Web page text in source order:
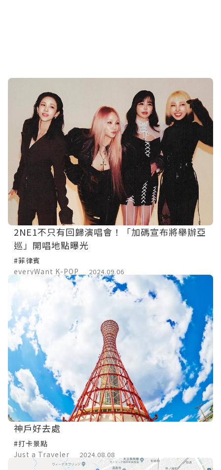
2NE1不只有回歸演唱會！「加碼宣布將舉辦亞
巡」開唱地點曝光
#菲律賓
everyWant K-POP
2024.09.06
神戶好去處
#打卡景點
Just a Traveler
2024.08.08